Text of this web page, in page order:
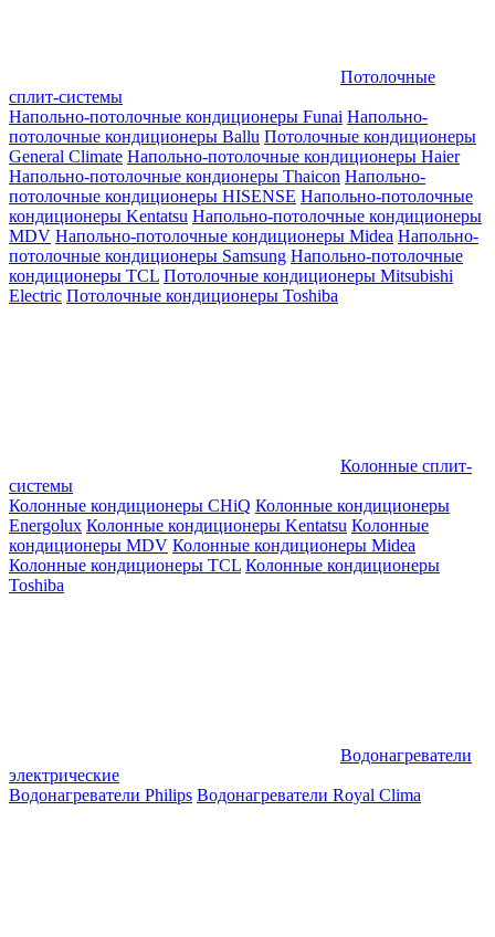
Потолочные
сплит-системы
Напольно-потолочные кондиционеры Funai Напольно-
потолочные кондиционеры Ballu Потолочные кондиционеры
General Climate Напольно-потолочные кондиционеры Haier
Напольно-потолочные кондионеры Thaicon Напольно-
потолочные кондиционеры HISENSE Напольно-потолочные
кондиционеры Kentatsu Напольно-потолочные кондиционеры
MDV Напольно-потолочные кондиционеры Midea Напольно-
потолочные кондиционеры Samsung Напольно-потолочные
кондиционеры TCL Потолочные кондиционеры Mitsubishi
Electric Потолочные кондиционеры Toshiba
Колонные сплит-
системы
Колонные кондиционеры CHiQ Колонные кондиционеры
Energolux Колонные кондиционеры Kentatsu Колонные
кондиционеры MDV Колонные кондиционеры Midea
Колонные кондиционеры TCL Колонные кондиционеры
Toshiba
Водонагреватели
электрические
Водонагреватели Philips Водонагреватели Royal Clima